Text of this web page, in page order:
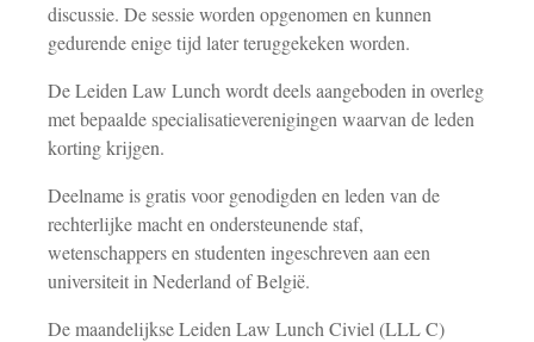
discussie. De sessie worden opgenomen en kunnen
gedurende enige tijd later teruggekeken worden.
De Leiden Law Lunch wordt deels aangeboden in overleg
met bepaalde specialisatieverenigingen waarvan de leden
korting krijgen.
Deelname is gratis voor genodigden en leden van de
rechterlijke macht en ondersteunende staf,
wetenschappers en studenten ingeschreven aan een
universiteit in Nederland of België.
De maandelijkse Leiden Law Lunch Civiel (LLL C)